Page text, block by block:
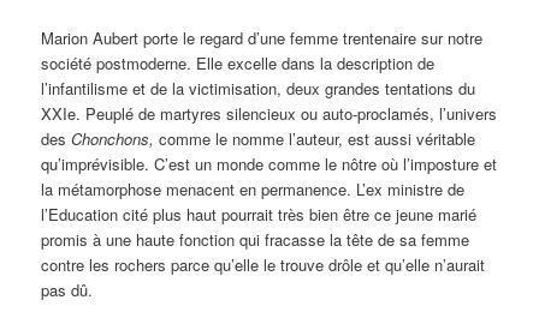
Marion Aubert porte le regard d’une femme trentenaire sur notre
société postmoderne. Elle excelle dans la description de
l’infantilisme et de la victimisation, deux grandes tentations du
XXIe. Peuplé de martyres silencieux ou auto-proclamés, l’univers
desChonchons, comme le nomme l’auteur, est aussi véritable
qu’imprévisible. C’est un monde comme le nôtre où l’imposture et
la métamorphose menacent en permanence. L’ex ministre de
l’Education cité plus haut pourrait très bien être ce jeune marié
promis à une haute fonction qui fracasse la tête de sa femme
contre les rochers parce qu’elle le trouve drôle et qu’elle n’aurait
pas dû.